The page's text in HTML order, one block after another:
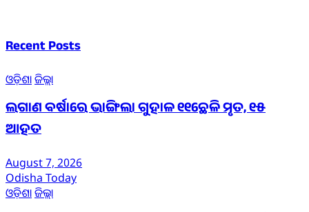
Recent Posts
ଓଡ଼ିଶାଜିଲ୍ଲା
ଲଗାଣ ବର୍ଷାରେ ଭାଙ୍ଗିଲା ଗୁହାଳ ୧୧ଛେଳି ମୃତ, ୧୫
ଆହତ
August 7, 2026
Odisha Today
ଓଡ଼ିଶାଜିଲ୍ଲା